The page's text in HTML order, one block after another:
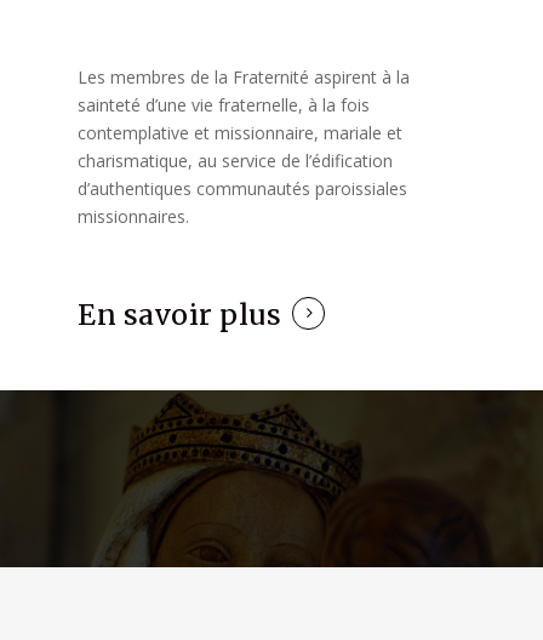
Les membres de la Fraternité aspirent à la
sainteté d’une vie fraternelle, à la fois
contemplative et missionnaire, mariale et
charismatique, au service de l’édification
d’authentiques communautés paroissiales
missionnaires.
En savoir plus